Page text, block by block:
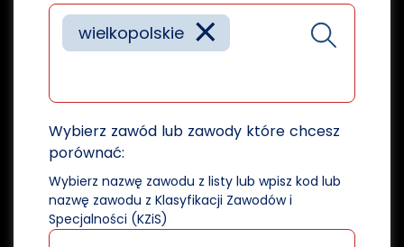
×
wielkopolskie
Wybierz zawód lub zawody które chcesz
porównać:
Wybierz nazwę zawodu z listy lub wpisz kod lub
nazwę zawodu z Klasyfikacji Zawodów i
Specjalności (KZiS)